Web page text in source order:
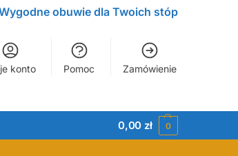
obuwie dla Twoich stóp
konto Pomoc Zamówienie
0,00zł 0